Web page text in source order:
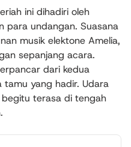
ini dihadiri oleh
para undangan. Suasana
musik elektone Amelia,
sepanjang acara.
dari kedua
tamu yang hadir. Udara
terasa di tengah